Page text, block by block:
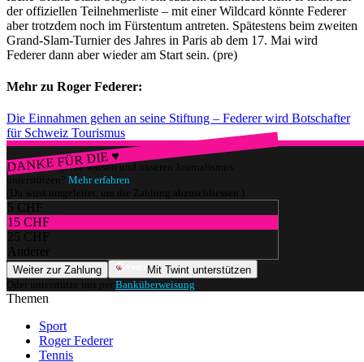
der offiziellen Teilnehmerliste – mit einer Wildcard könnte Federer
aber trotzdem noch im Fürstentum antreten. Spätestens beim zweiten
Grand-Slam-Turnier des Jahres in Paris ab dem 17. Mai wird
Federer dann aber wieder am Start sein. (pre)
Mehr zu Roger Federer:
Die Einnahmen gehen an seine Stiftung – Federer wird Botschafter
für Schweiz Tourismus
DANKE FÜR DIE ♥
Würdest du gerne watson und unseren Journalismus
unterstützen? Mehr erfahren
(Du wirst umgeleitet, um die Zahlung abzuschliessen.)
5 CHF
15 CHF
25 CHF
Anderer
Weiter zur Zahlung
Mit Twint unterstützen
Oder unterstütze uns per Banküberweisung
Themen
Sport
Roger Federer
Tennis